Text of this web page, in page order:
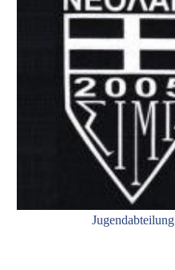
Jugendabteilung